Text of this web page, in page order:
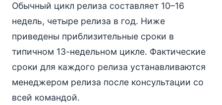
Обычный цикл релиза составляет 10–16
недель, четыре релиза в год. Ниже
приведены приблизительные сроки в
типичном 13-недельном цикле. Фактические
сроки для каждого релиза устанавливаются
менеджером релиза после консультации со
всей командой.